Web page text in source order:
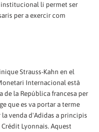
li permet ser
per a exercir com
Strauss-Kahn en el
Internacional està
de la República francesa per
que es va portar a terme
venda d'Adidas a principis
Lyonnais. Aquest